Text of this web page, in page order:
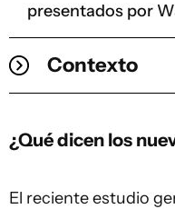
presentados por
Contexto
¿Qué dicen los
El reciente estudio genético publicado por Julia